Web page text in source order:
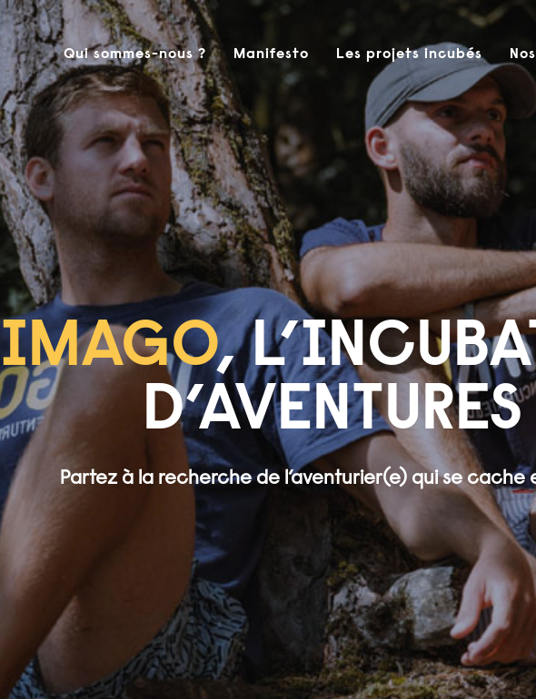
Qui sommes-nous ? Manifesto Les projets incubés
IMAGO,
D’AVENTURES
Partez à la recherche de l’aventurier(e) qui se cache